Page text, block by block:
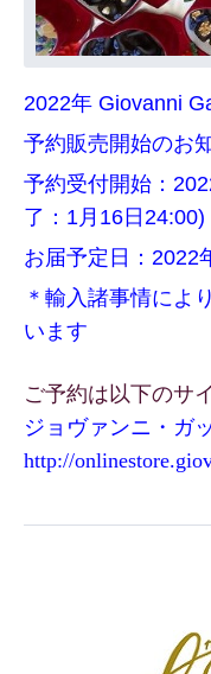
2022年 Giovanni
予約販売開始のお
予約受付開始：
了：1月16日24:00)
お届予定日：
＊輸入諸事情によ
います
ご予約は以下のサ
ジョヴァンニ・ガ
http://onlinestore.